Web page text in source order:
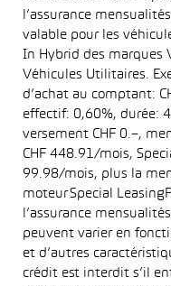
l’assurance
valable pour les
In Hybrid des marques
Véhicules Utilitaires.
d’achat au comptant:
effectif: 0,60%, durée:
versement CHF 0.–,
CHF 448.91/mois,
99.98/mois, plus la
moteur Special
l’assurance
peuvent varier en
et d’autres
crédit est interdit s’il